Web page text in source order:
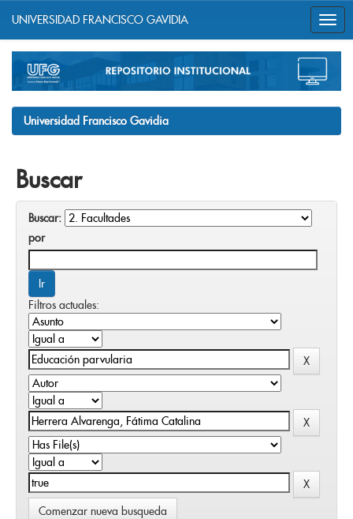
navigation
UNIVERSIDAD FRANCISCO GAVIDIA
Universidad Francisco Gavidia
Buscar
Buscar:
por
Filtros actuales:
Comenzar nueva busqueda